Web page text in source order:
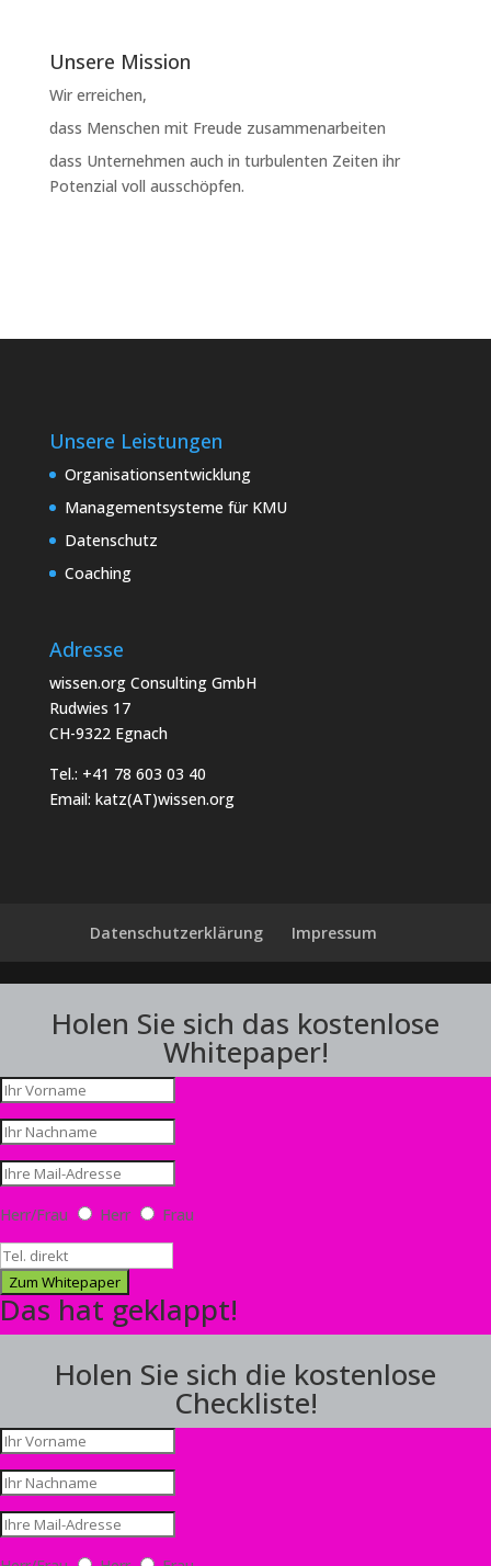
Unsere Mission
Wir erreichen,
dass Menschen mit Freude zusammenarbeiten
dass Unternehmen auch in turbulenten Zeiten ihr
Potenzial voll ausschöpfen.
Unsere Leistungen
Organisationsentwicklung
Managementsysteme für KMU
Datenschutz
Coaching
Adresse
wissen.org Consulting GmbH
Rudwies 17
CH-9322 Egnach
Tel.: +41 78 603 03 40
Email: katz(AT)wissen.org
Datenschutzerklärung Impressum
Holen Sie sich das kostenlose
Whitepaper!
Herr/Frau Herr Frau
Zum Whitepaper
Das hat geklappt!
Holen Sie sich die kostenlose
Checkliste!